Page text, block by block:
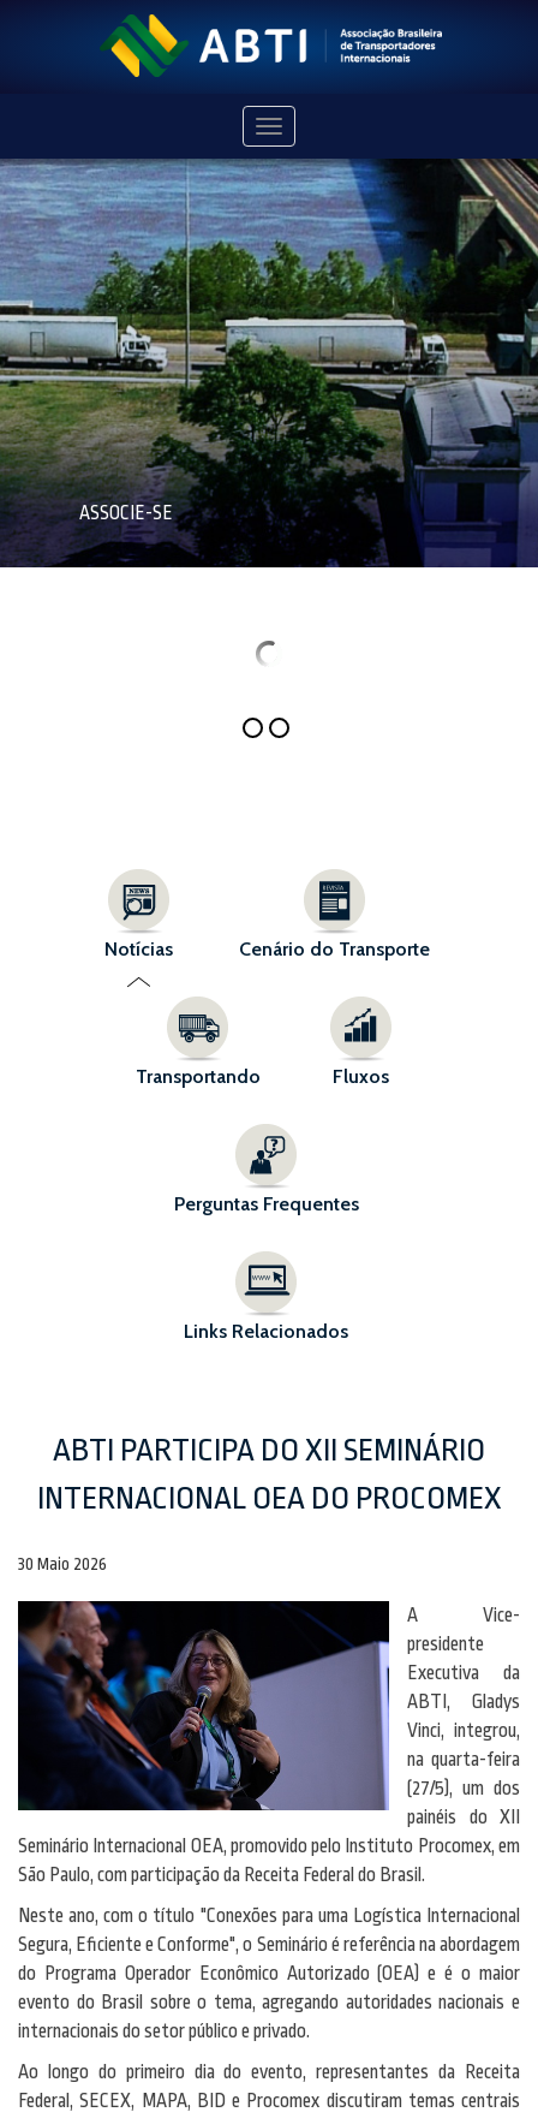
Navegação
ASSOCIE-SE
Notícias Cenário do Transporte
Transportando Fluxos
Perguntas Frequentes
Links Relacionados
ABTI PARTICIPA DO XII SEMINÁRIO
INTERNACIONAL OEA DO PROCOMEX
30 Maio 2026
A Vice-
presidente
Executiva da
ABTI, Gladys
Vinci, integrou,
na quarta-feira
(27/5), um dos
painéis do XII
Seminário Internacional OEA, promovido pelo Instituto Procomex, em
São Paulo, com participação da Receita Federal do Brasil.
Neste ano, com o título "Conexões para uma Logística Internacional
Segura, Eficiente e Conforme", o Seminário é referência na abordagem
do Programa Operador Econômico Autorizado (OEA) e é o maior
evento do Brasil sobre o tema, agregando autoridades nacionais e
internacionais do setor público e privado.
Ao longo do primeiro dia do evento, representantes da Receita
Federal, SECEX, MAPA, BID e Procomex discutiram temas centrais